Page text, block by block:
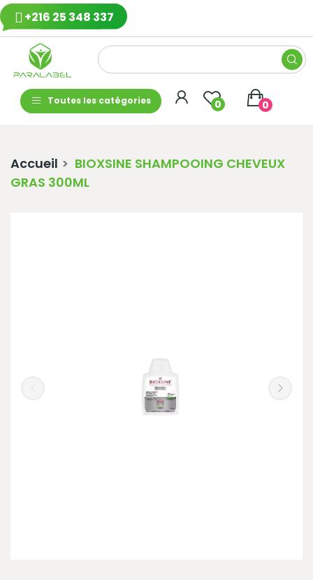
+216 25 348 337
Toutes les catégories 0 0
Accueil
BIOXSINE SHAMPOOING CHEVEUX
GRAS 300ML